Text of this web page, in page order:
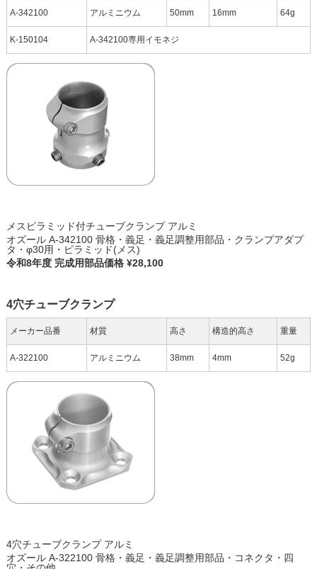
A-342100 アルミニウム 50mm 16mm 64g
K-150104 A-342100専用イモネジ
メスピラミッド付チューブクランプ アルミ
オズール A-342100 骨格・義足・義足調整用部品・クランプアダプ
タ・φ30用・ピラミッド(メス)
令和8年度 完成用部品価格 ¥28,100
4穴チューブクランプ
メーカー品番 材質 高さ 構造的高さ 重量
A-322100 アルミニウム 38mm 4mm 52g
4穴チューブクランプ アルミ
オズール A-322100 骨格・義足・義足調整用部品・コネクタ・四